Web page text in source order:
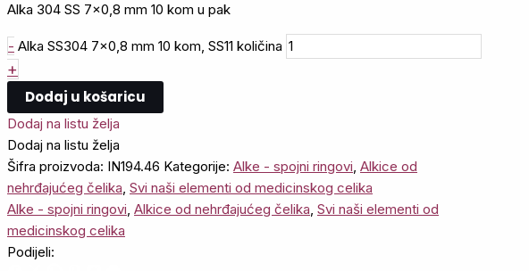
Alka 304 SS 7×0,8 mm 10 kom u pak
- Alka SS304 7x0,8 mm 10 kom, SS11 količina
+
Dodaj u košaricu
Dodaj na listu želja
Dodaj na listu želja
Šifra proizvoda: IN194.46 Kategorije: Alke - spojni ringovi, Alkice od
nehrđajućeg čelika, Svi naši elementi od medicinskog celika
Alke - spojni ringovi, Alkice od nehrđajućeg čelika, Svi naši elementi od
medicinskog celika
Podijeli: